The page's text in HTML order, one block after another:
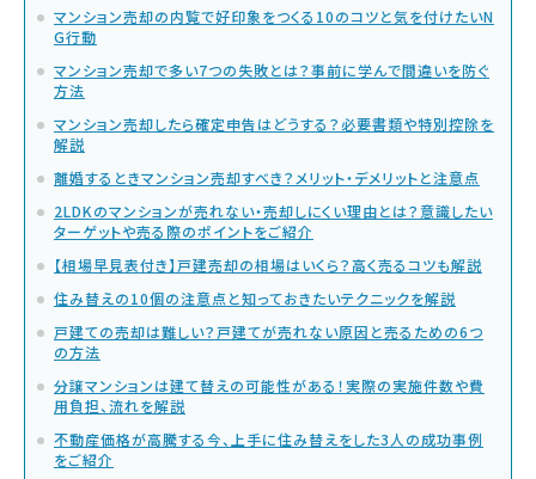
マンション売却の内覧で好印象をつくる10のコツと気を付けたいN
G行動
マンション売却で多い7つの失敗とは？事前に学んで間違いを防ぐ
方法
マンション売却したら確定申告はどうする？必要書類や特別控除を
解説
離婚するときマンション売却すべき？メリット・デメリットと注意点
2LDKのマンションが売れない・売却しにくい理由とは？意識したい
ターゲットや売る際のポイントをご紹介
【相場早見表付き】戸建売却の相場はいくら？高く売るコツも解説
住み替えの10個の注意点と知っておきたいテクニックを解説
戸建ての売却は難しい？戸建てが売れない原因と売るための6つ
の方法
分譲マンションは建て替えの可能性がある！実際の実施件数や費
用負担、流れを解説
不動産価格が高騰する今、上手に住み替えをした3人の成功事例
をご紹介